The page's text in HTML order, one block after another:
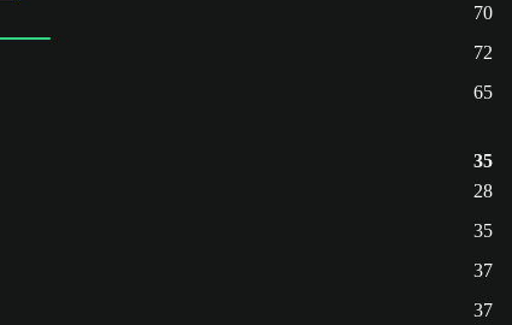
70
72
65
35
28
35
37
37